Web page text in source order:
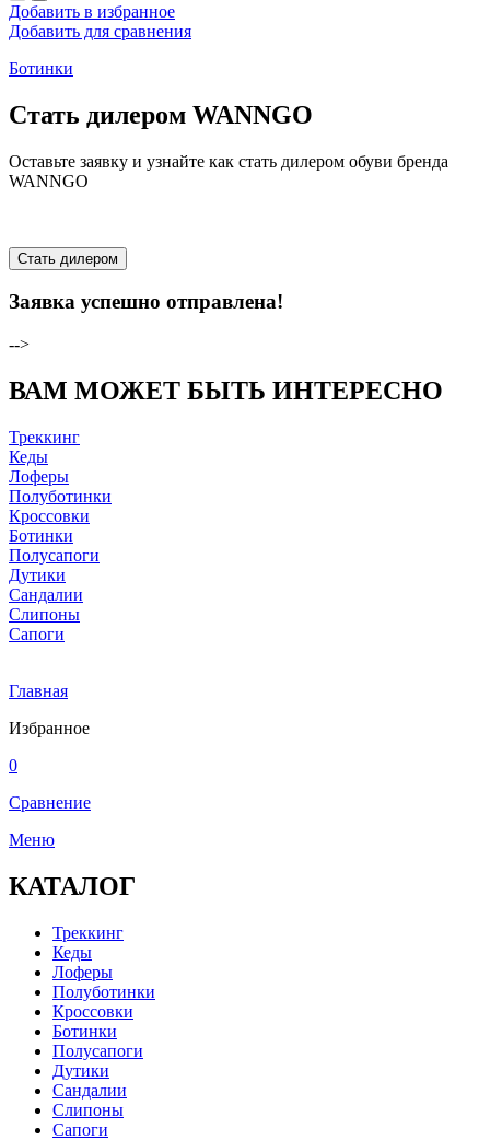
Добавить в избранное
Добавить для сравнения
Ботинки
Стать дилером WANNGO
Оставьте заявку и узнайте как стать дилером обуви бренда
WANNGO
Стать дилером
Заявка успешно отправлена!
-->
ВАМ МОЖЕТ БЫТЬ ИНТЕРЕСНО
Треккинг
Кеды
Лоферы
Полуботинки
Кроссовки
Ботинки
Полусапоги
Дутики
Сандалии
Слипоны
Сапоги
Главная
Избранное
0
Сравнение
Меню
КАТАЛОГ
Треккинг
Кеды
Лоферы
Полуботинки
Кроссовки
Ботинки
Полусапоги
Дутики
Сандалии
Слипоны
Сапоги